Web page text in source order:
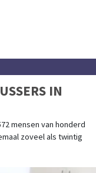
IN
mensen van honderd
zoveel als twintig